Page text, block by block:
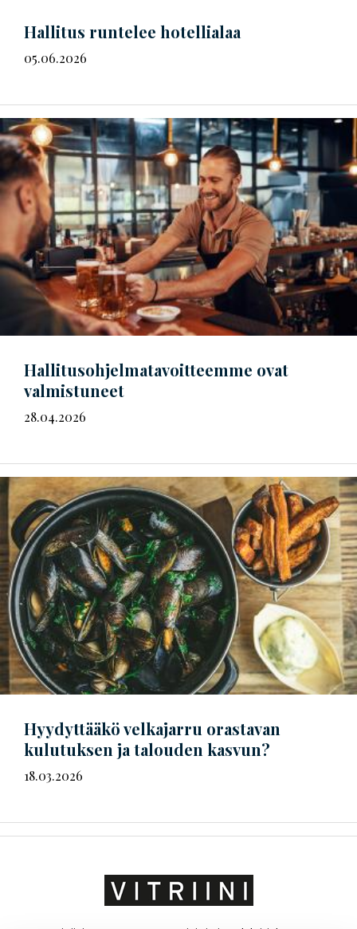
Hallitus runtelee hotellialaa
05.06.2026
Hal­li­tus­oh­jel­ma­ta­voit­teem­me ovat
valmistuneet
28.04.2026
Hyydyttääkö velkajarru orastavan
kulutuksen ja talouden kasvun?
18.03.2026